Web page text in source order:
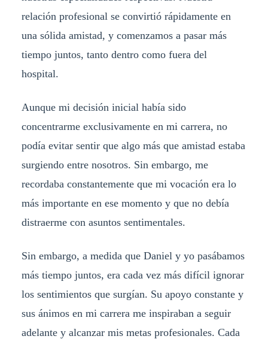
relación profesional se convirtió rápidamente en
una sólida amistad, y comenzamos a pasar más
tiempo juntos, tanto dentro como fuera del
hospital.
Aunque mi decisión inicial había sido
concentrarme exclusivamente en mi carrera, no
podía evitar sentir que algo más que amistad estaba
surgiendo entre nosotros. Sin embargo, me
recordaba constantemente que mi vocación era lo
más importante en ese momento y que no debía
distraerme con asuntos sentimentales.
Sin embargo, a medida que Daniel y yo pasábamos
más tiempo juntos, era cada vez más difícil ignorar
los sentimientos que surgían. Su apoyo constante y
sus ánimos en mi carrera me inspiraban a seguir
adelante y alcanzar mis metas profesionales. Cada